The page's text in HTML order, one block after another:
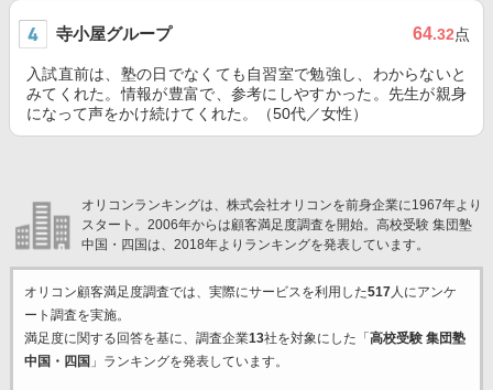
寺小屋グループ 64.32点
入試直前は、塾の日でなくても自習室で勉強し、わからないと
みてくれた。情報が豊富で、参考にしやすかった。先生が親身
になって声をかけ続けてくれた。（50代／女性）
オリコンランキングは、株式会社オリコンを前身企業に1967年より
スタート。2006年からは顧客満足度調査を開始。高校受験 集団塾
中国・四国は、2018年よりランキングを発表しています。
オリコン顧客満足度調査では、実際にサービスを利用した517人にアンケ
ート調査を実施。
満足度に関する回答を基に、調査企業13社を対象にした「 高校受験 集団塾
中国・四国 」ランキングを発表しています。